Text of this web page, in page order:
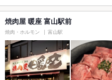
焼肉屋 暖座 富山駅前
焼肉・ホルモン 富山駅